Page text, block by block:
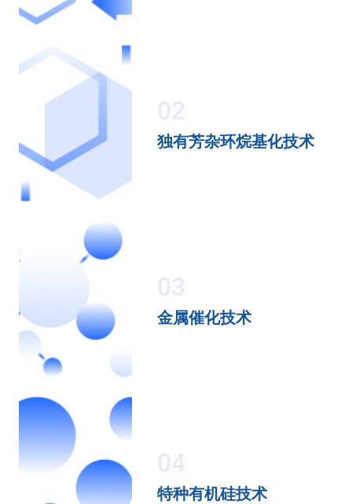
02
独有芳杂环烷基化技术
03
金属催化技术
04
特种有机硅技术